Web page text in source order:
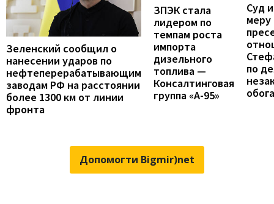
Зеленский сообщил о
нанесении ударов по
нефтеперерабатывающим
заводам РФ на расстоянии
более 1300 км от линии
фронта
ЗПЭК стала
лидером по
темпам роста
импорта
дизельного
топлива —
Консалтинговая
группа «А-95»
Суд
меру
по
Допомогти Bigmir)net